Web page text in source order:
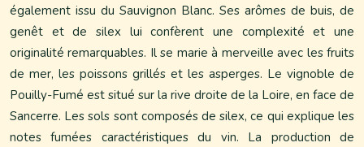
également issu du Sauvignon Blanc. Ses arômes de buis, de
genêt et de silex lui confèrent une complexité et une
originalité remarquables. Il se marie à merveille avec les fruits
de mer, les poissons grillés et les asperges. Le vignoble de
Pouilly-Fumé est situé sur la rive droite de la Loire, en face de
Sancerre. Les sols sont composés de silex, ce qui explique les
notes fumées caractéristiques du vin. La production de